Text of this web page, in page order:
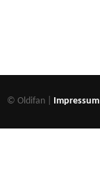
© Oldifan | Impressum